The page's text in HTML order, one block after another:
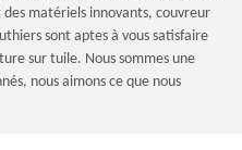
matériels innovants, couvreur
sont aptes à vous satisfaire
sur tuile. Nous sommes une
nous aimons ce que nous